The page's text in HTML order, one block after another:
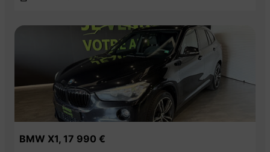
BMW X1, 17 990 €